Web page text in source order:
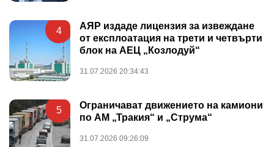
4
АЯР издаде лицензия за извеждане
от експлоатация на трети и четвърти
блок на АЕЦ „Козлодуй“
31.07.2026 20:34:43
5
Ограничават движението на камиони
по АМ „Тракия“ и „Струма“
31.07.2026 09:26:09